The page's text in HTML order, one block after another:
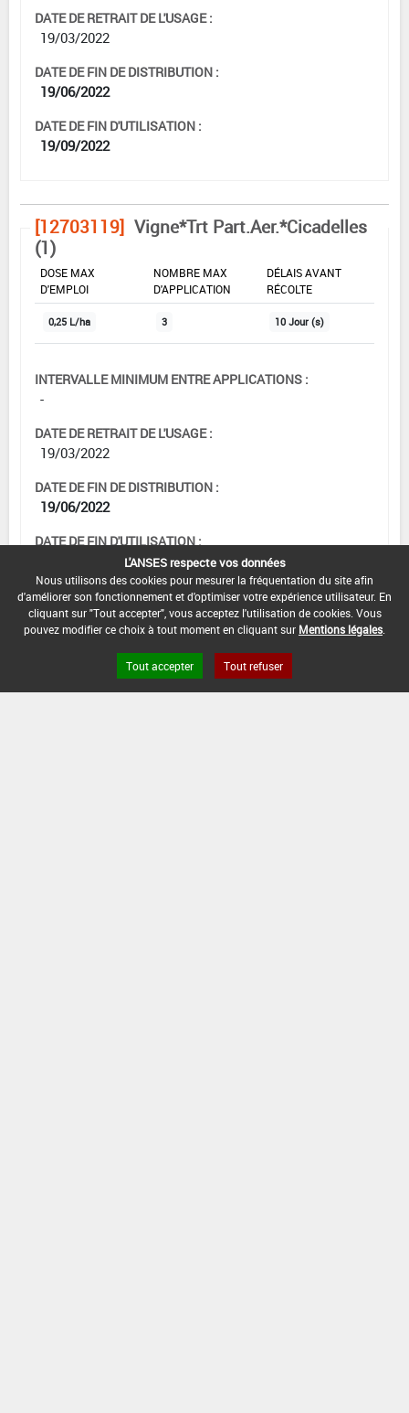
DATE DE RETRAIT DE L'USAGE :
19/03/2022
DATE DE FIN DE DISTRIBUTION :
19/06/2022
DATE DE FIN D'UTILISATION :
19/09/2022
[12703119] Vigne*Trt Part.Aer.*Cicadelles
(1)
DOSE MAX
D'EMPLOI
NOMBRE MAX
D'APPLICATION
DÉLAIS AVANT
RÉCOLTE
0,25 L/ha 3 10 Jour (s)
INTERVALLE MINIMUM ENTRE APPLICATIONS :
-
DATE DE RETRAIT DE L'USAGE :
19/03/2022
DATE DE FIN DE DISTRIBUTION :
19/06/2022
DATE DE FIN D'UTILISATION :
[12703104] Vigne*Trt Part.Aer.*Tordeuses
de la grappe
L'ANSES respecte vos données
Nous utilisons des cookies pour mesurer la fréquentation du site afin
d'améliorer son fonctionnement et d'optimiser votre expérience utilisateur. En
cliquant sur "Tout accepter", vous acceptez l'utilisation de cookies. Vous
pouvez modifier ce choix à tout moment en cliquant sur Mentions légales
Tout accepter Tout refuser